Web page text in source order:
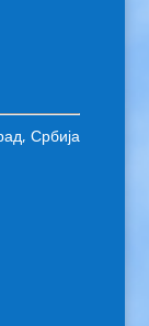
Србија